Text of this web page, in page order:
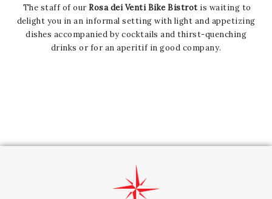
The staff of ourRosa dei Venti Bike Bistrot is waiting to
delight you in an informal setting with light and appetizing
dishes accompanied by cocktails and thirst-quenching
drinks or for an aperitif in good company.